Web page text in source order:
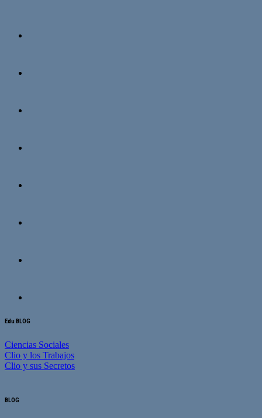
Edu BLOG
Ciencias Sociales
Clio y los Trabajos
Clio y sus Secretos
BLOG